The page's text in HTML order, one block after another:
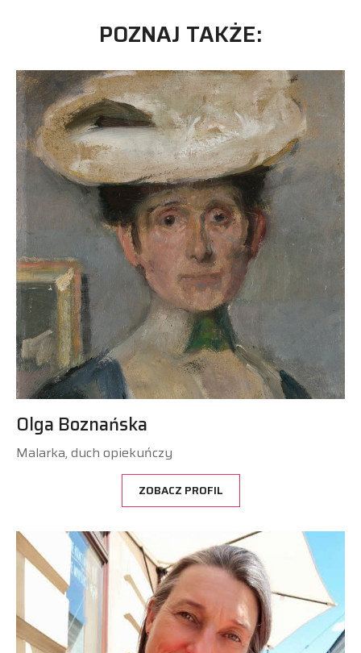
POZNAJ TAKŻE:
Olga Boznańska
Malarka, duch opiekuńczy
ZOBACZ PROFIL